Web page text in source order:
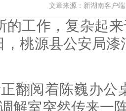
文章来源：新湖南客户
的工作，复杂起
，桃源县公安局
翻阅着陈巍办公
解室突然传来一